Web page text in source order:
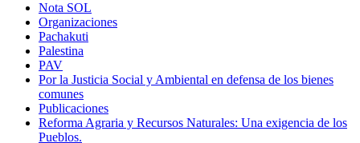
Nota SOL
Organizaciones
Pachakuti
Palestina
PAV
Por la Justicia Social y Ambiental en defensa de los bienes
comunes
Publicaciones
Reforma Agraria y Recursos Naturales: Una exigencia de los
Pueblos.